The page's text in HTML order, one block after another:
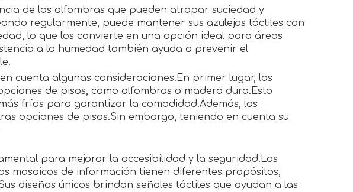
de las alfombras que pueden atrapar suciedad y
regularmente, puede mantener sus azulejos táctiles con
lo que los convierte en una opción ideal para áreas
a la humedad también ayuda a prevenir el
cuenta algunas consideraciones.En primer lugar, las
de pisos, como alfombras o madera dura.Esto
fríos para garantizar la comodidad.Además, las
opciones de pisos.Sin embargo, teniendo en cuenta su
para mejorar la accesibilidad y la seguridad.Los
mosaicos de información tienen diferentes propósitos,
diseños únicos brindan señales táctiles que ayudan a las